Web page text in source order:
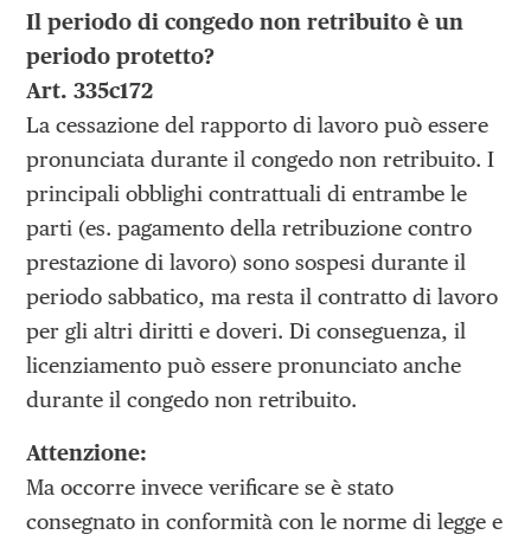
Il periodo di congedo non retribuito è un
periodo protetto?
Art. 335c172
La cessazione del rapporto di lavoro può essere
pronunciata durante il congedo non retribuito. I
principali obblighi contrattuali di entrambe le
parti (es. pagamento della retribuzione contro
prestazione di lavoro) sono sospesi durante il
periodo sabbatico, ma resta il contratto di lavoro
per gli altri diritti e doveri. Di conseguenza, il
licenziamento può essere pronunciato anche
durante il congedo non retribuito.
Attenzione:
Ma occorre invece verificare se è stato
consegnato in conformità con le norme di legge e